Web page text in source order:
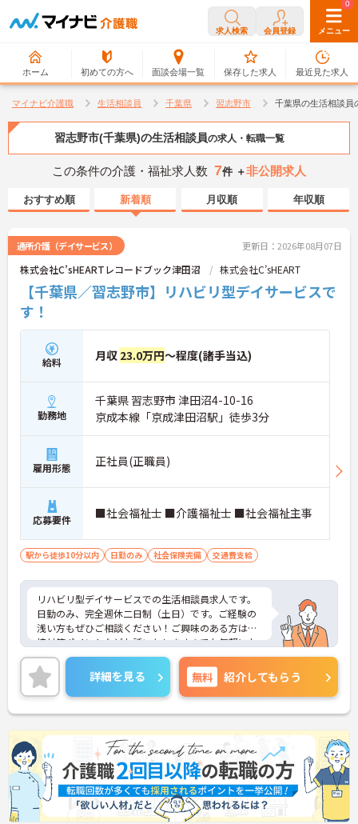
求人検索 会員登録 メニュー
ホーム 初めての方へ 面談会場一覧
0
保存した求人
0
最近見た求人
マイナビ介護職 生活相談員 千葉県 習志野市 千葉県の生活相談員
習志野市(千葉県)の生活相談員の求人・転職一覧
この条件の介護・福祉求人数 7件 ＋非公開求人
おすすめ順 新着順 月収順 年収順
通所介護（デイサービス） 更新日：2026年08月07日
株式会社C’sHEARTレコードブック津田沼 株式会社C’sHEART
【千葉県／習志野市】リハビリ型デイサービスで
す！
給料 月収 23.0万円～程度(諸手当込)
勤務地
千葉県 習志野市 津田沼4-10-16
京成本線「京成津田沼駅」徒歩3分
雇用形態 正社員(正職員)
応募要件 ■社会福祉士 ■介護福祉士 ■社会福祉主事
駅から徒歩10分以内 日勤のみ 社会保険完備 交通費支給
リハビリ型デイサービスでの生活相談員求人です。
日勤のみ、完全週休二日制（土日）です。ご経験の
浅い方もぜひご相談ください！ご興味のある方は面
接対策ポイントなどお話いたしますのでお気軽にお
問い合わせください。
詳細を見る 無料 紹介してもらう